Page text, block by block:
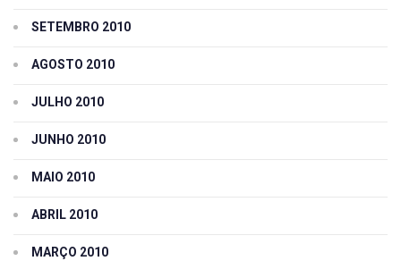
SETEMBRO 2010
AGOSTO 2010
JULHO 2010
JUNHO 2010
MAIO 2010
ABRIL 2010
MARÇO 2010